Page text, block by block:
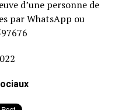
d’une personne de
par WhatsApp ou